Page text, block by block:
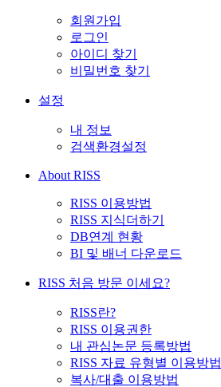
회원가입
로그인
아이디 찾기
비밀번호 찾기
설정
내 정보
검색환경설정
About RISS
RISS 이용방법
RISS 지식더하기
DB연계 현황
BI 및 배너 다운로드
RISS 처음 방문 이세요?
RISS란?
RISS 이용권한
내 관심논문 등록방법
RISS 자료 유형별 이용방법
복사/대출 이용방법